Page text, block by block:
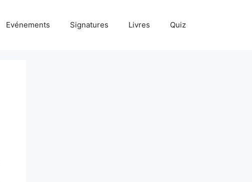
Evénements Signatures Livres Quiz